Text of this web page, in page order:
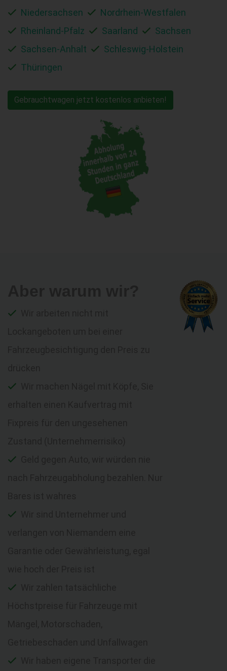
Niedersachsen
Nordrhein-Westfalen
Rheinland-Pfalz
Saarland
Sachsen
Sachsen-Anhalt
Schleswig-Holstein
Thüringen
Gebrauchtwagen jetzt kostenlos anbieten!